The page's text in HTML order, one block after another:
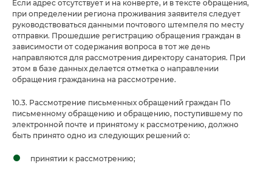
Если адрес отсутствует и на конверте, и в тексте обращения,
при определении региона проживания заявителя следует
руководствоваться данными почтового штемпеля по месту
отправки. Прошедшие регистрацию обращения граждан в
зависимости от содержания вопроса в тот же день
направляются для рассмотрения директору санатория. При
этом в базе данных делается отметка о направлении
обращения гражданина на рассмотрение.
10.3. Рассмотрение письменных обращений граждан По
письменному обращению и обращению, поступившему по
электронной почте и принятому к рассмотрению, должно
быть принято одно из следующих решений о:
принятии к рассмотрению;